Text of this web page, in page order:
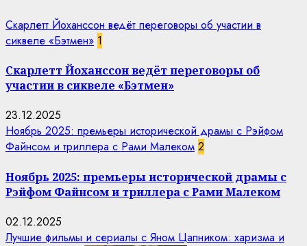
Скарлетт Йоханссон ведёт переговоры об участии в
сиквеле «Бэтмен» 1
Скарлетт Йоханссон ведёт переговоры об
участии в сиквеле «Бэтмен»
23.12.2025
Ноябрь 2025: премьеры исторической драмы с Рэйфом
Файнсом и триллера с Рами Малеком 2
Ноябрь 2025: премьеры исторической драмы с
Рэйфом Файнсом и триллера с Рами Малеком
02.12.2025
Лучшие фильмы и сериалы с Яном Цапником: харизма и